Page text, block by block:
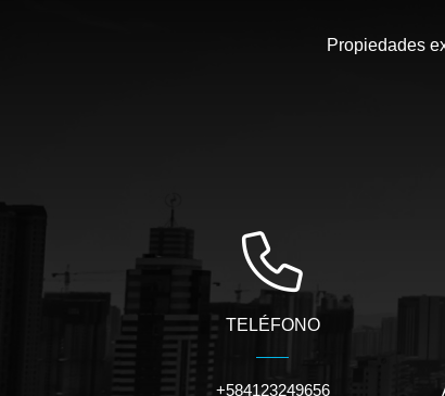
Propiedades
TELÉFONO
+584123249656